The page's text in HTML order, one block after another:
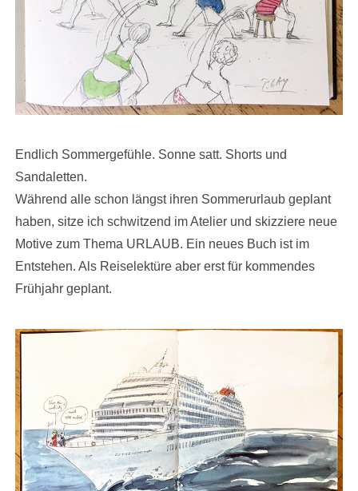
Endlich Sommergefühle. Sonne satt. Shorts und
Sandaletten.
Während alle schon längst ihren Sommerurlaub geplant
haben, sitze ich schwitzend im Atelier und skizziere neue
Motive zum Thema URLAUB. Ein neues Buch ist im
Entstehen. Als Reiselektüre aber erst für kommendes
Frühjahr geplant.